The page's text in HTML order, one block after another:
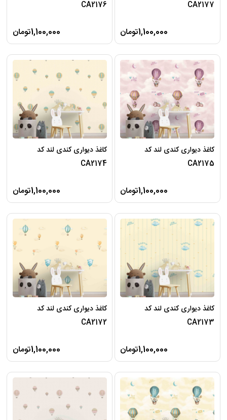
CA2177
1,100,000تومان
CA2176
1,100,000تومان
کاغذ دیواری کندی لند کد
CA2175
1,100,000تومان
کاغذ دیواری کندی لند کد
CA2174
1,100,000تومان
کاغذ دیواری کندی لند کد
CA2173
1,100,000تومان
کاغذ دیواری کندی لند کد
CA2172
1,100,000تومان